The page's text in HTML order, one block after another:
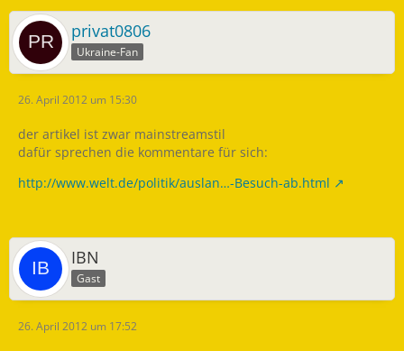
privat0806
Ukraine-Fan
26. April 2012 um 15:30
der artikel ist zwar mainstreamstil
dafür sprechen die kommentare für sich:
http://www.welt.de/politik/auslan…-Besuch-ab.html
IBN
Gast
26. April 2012 um 17:52